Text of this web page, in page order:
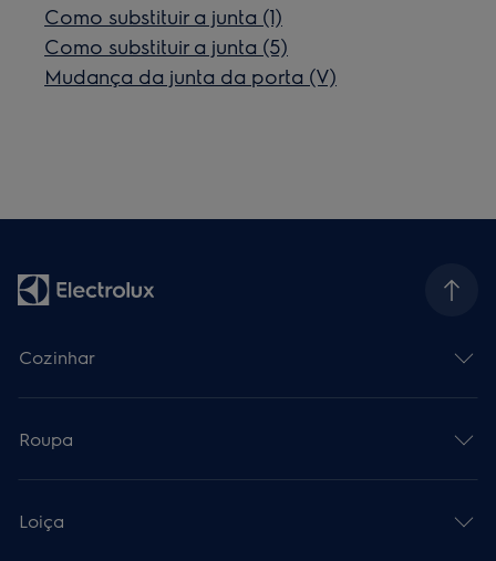
Como substituir a junta (1)
Como substituir a junta (5)
Mudança da junta da porta (V)
Cozinhar
Roupa
Loiça